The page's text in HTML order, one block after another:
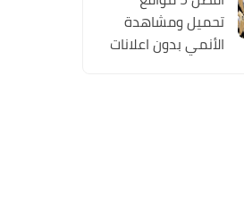
تحميل ومشاهدة
الأنمي بدون اعلانات